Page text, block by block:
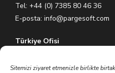
Sitemizi ziyaret etmenizle birlikte
Tel: +44 (0) 7385 80 46 36
E-posta: info@pargesoft.com
Türkiye Ofisi
Ümraniye – İstanbul / Türkiye